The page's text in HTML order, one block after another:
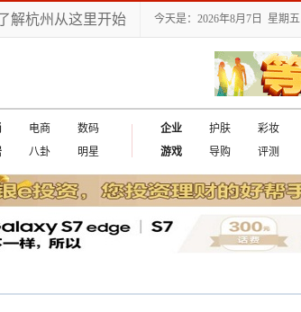
解杭州从这里开始 今天是：2026年8月7日 星期五
电商
数码
八卦 明星
企业 护肤
彩妆
游戏
导购 评测